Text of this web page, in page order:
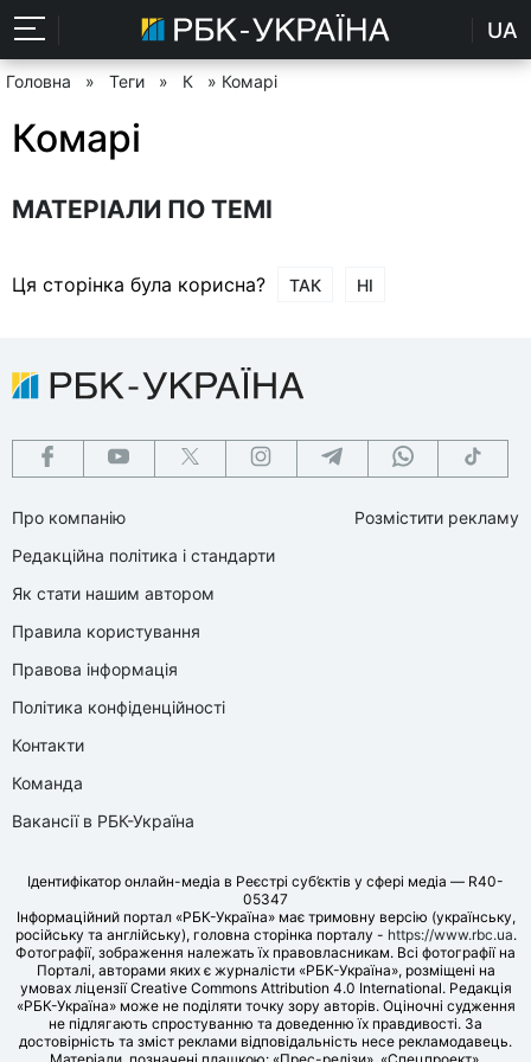
UA
Головна » Теги » К » Комарі
Комарі
МАТЕРІАЛИ ПО ТЕМІ
Ця сторінка була корисна? ТАК НІ
Про компанію
Редакційна політика і стандарти
Як стати нашим автором
Правила користування
Правова інформація
Політика конфіденційності
Контакти
Команда
Вакансії в РБК-Україна
Розмістити рекламу
Ідентифікатор онлайн-медіа в Реєстрі суб’єктів у сфері медіа — R40-
05347
Інформаційний портал «РБК-Україна» має тримовну версію (українську,
російську та англійську), головна сторінка порталу - https://www.rbc.ua.
Фотографії, зображення належать їх правовласникам. Всі фотографії на
Порталі, авторами яких є журналісти «РБК-Україна», розміщені на
умовах ліцензії Creative Commons Attribution 4.0 International. Редакція
«РБК-Україна» може не поділяти точку зору авторів. Оціночні судження
не підлягають спростуванню та доведенню їх правдивості. За
достовірність та зміст реклами відповідальність несе рекламодавець.